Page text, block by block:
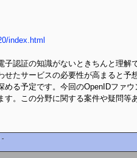
index.html
子認証の知識がないときちんと理解
せたサービスの必要性が高まると予
める予定です。今回のOpenIDファ
す。この分野に関する案件や疑問等
-